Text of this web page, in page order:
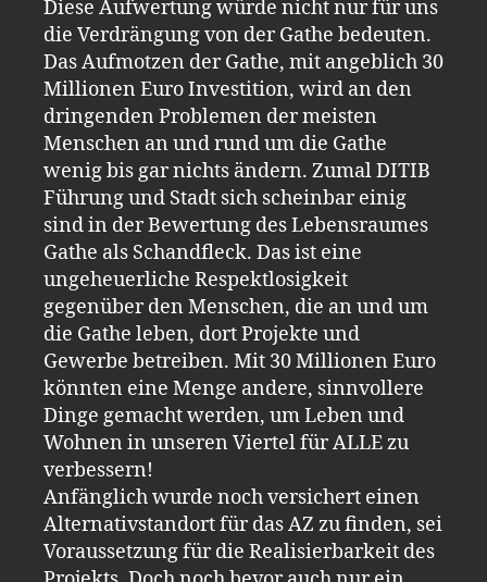
Diese Aufwertung würde nicht nur für uns
die Verdrängung von der Gathe bedeuten.
Das Aufmotzen der Gathe, mit angeblich 30
Millionen Euro Investition, wird an den
dringenden Problemen der meisten
Menschen an und rund um die Gathe
wenig bis gar nichts ändern. Zumal DITIB
Führung und Stadt sich scheinbar einig
sind in der Bewertung des Lebensraumes
Gathe als Schandfleck. Das ist eine
ungeheuerliche Respektlosigkeit
gegenüber den Menschen, die an und um
die Gathe leben, dort Projekte und
Gewerbe betreiben. Mit 30 Millionen Euro
könnten eine Menge andere, sinnvollere
Dinge gemacht werden, um Leben und
Wohnen in unseren Viertel für ALLE zu
verbessern!
Anfänglich wurde noch versichert einen
Alternativstandort für das AZ zu finden, sei
Voraussetzung für die Realisierbarkeit des